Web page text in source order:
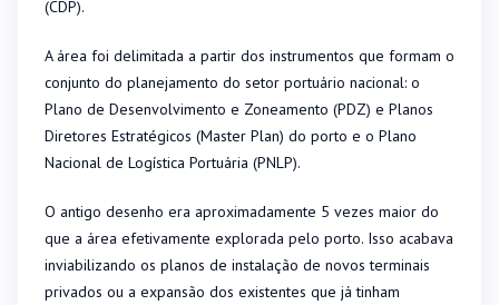
(CDP).
A área foi delimitada a partir dos instrumentos que formam o
conjunto do planejamento do setor portuário nacional: o
Plano de Desenvolvimento e Zoneamento (PDZ) e Planos
Diretores Estratégicos (Master Plan) do porto e o Plano
Nacional de Logística Portuária (PNLP).
O antigo desenho era aproximadamente 5 vezes maior do
que a área efetivamente explorada pelo porto. Isso acabava
inviabilizando os planos de instalação de novos terminais
privados ou a expansão dos existentes que já tinham